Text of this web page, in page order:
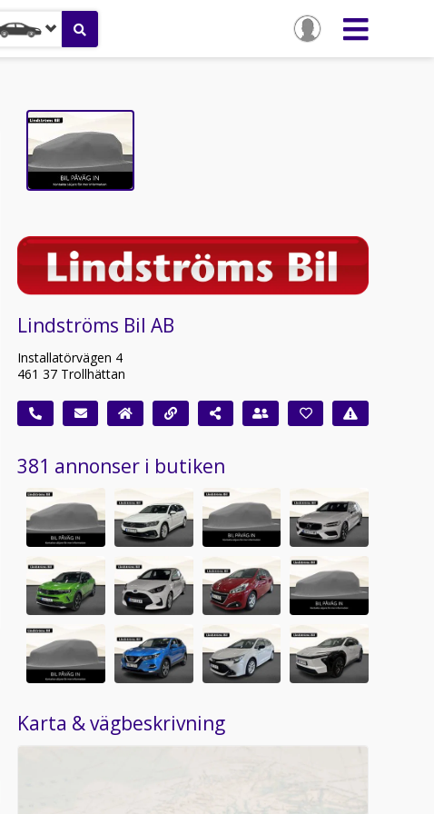
Lindströms Bil AB
Installatörvägen 4
461 37 Trollhättan
381 annonser i butiken
Karta & vägbeskrivning